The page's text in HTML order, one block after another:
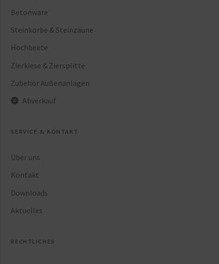
Betonware
Steinkörbe & Steinzäune
Hochbeete
Zierkiese & Ziersplitte
Zubehör Außenanlagen
Abverkauf
SERVICE & KONTAKT
Über uns
Kontakt
Downloads
Aktuelles
RECHTLICHES